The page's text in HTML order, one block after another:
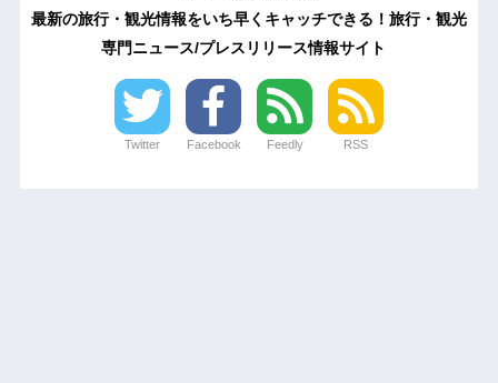
最新の旅行・観光情報をいち早くキャッチできる！旅行・観光
専門ニュース/プレスリリース情報サイト
Twitter Facebook Feedly RSS